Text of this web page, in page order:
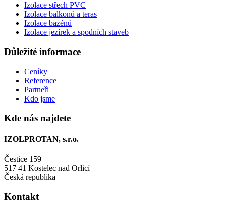
Izolace střech PVC
Izolace balkonů a teras
Izolace bazénů
Izolace jezírek a spodních staveb
Důležité informace
Ceníky
Reference
Partneři
Kdo jsme
Kde nás najdete
IZOLPROTAN, s.r.o.
Čestice 159
517 41 Kostelec nad Orlicí
Česká republika
Kontakt